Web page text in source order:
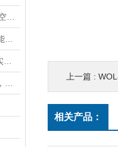
上一篇 : WOL-
相关产品：